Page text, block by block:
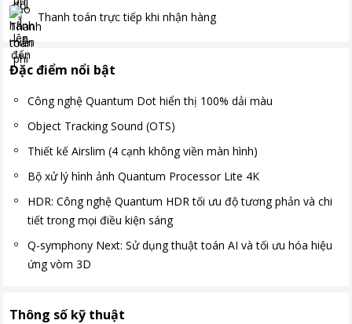
Thanh toán trực tiếp khi nhận hàng
Đặc điểm nổi bật
Công nghệ Quantum Dot hiển thị 100% dải màu
Object Tracking Sound (OTS)
Thiết kế Airslim (4 cạnh không viền màn hình)
Bộ xử lý hình ảnh Quantum Processor Lite 4K
HDR: Công nghệ Quantum HDR tối ưu độ tương phản và chi
tiết trong mọi điều kiện sáng
Q-symphony Next: Sử dụng thuật toán AI và tối ưu hóa hiệu
ứng vòm 3D
Thông số kỹ thuật